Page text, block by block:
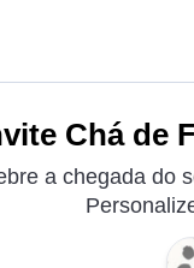
Chá de
a chegada do